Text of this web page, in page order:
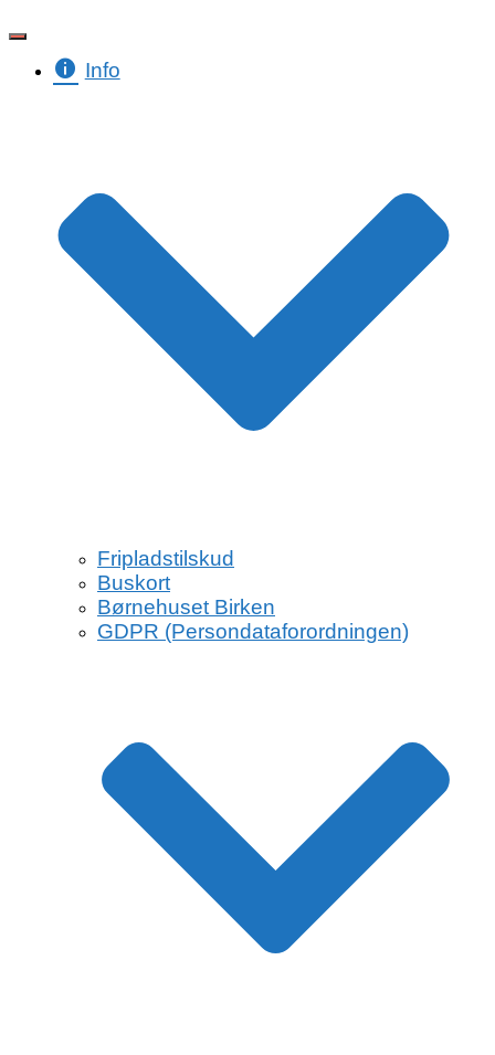
Toggle Navigation
Info
Fripladstilskud
Buskort
Børnehuset Birken
GDPR (Persondataforordningen)